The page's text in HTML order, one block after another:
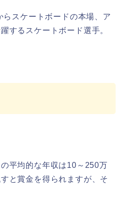
スケートボードの本場、ア
するスケートボード選手。
平均的な年収は10～250万
と賞金を得られますが、そ